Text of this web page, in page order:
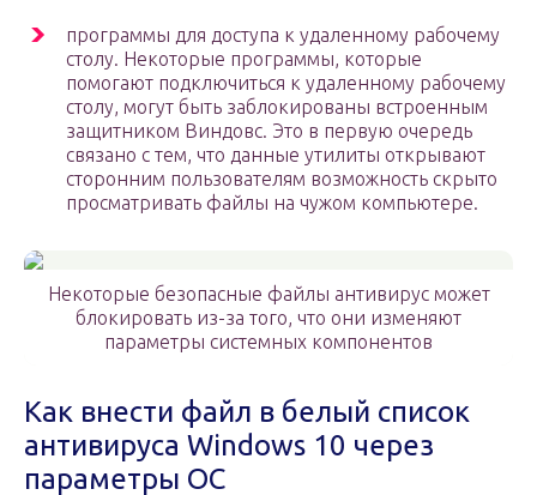
программы для доступа к удаленному рабочему
столу. Некоторые программы, которые
помогают подключиться к удаленному рабочему
столу, могут быть заблокированы встроенным
защитником Виндовс. Это в первую очередь
связано с тем, что данные утилиты открывают
сторонним пользователям возможность скрыто
просматривать файлы на чужом компьютере.
Некоторые безопасные файлы антивирус может
блокировать из-за того, что они изменяют
параметры системных компонентов
Как внести файл в белый список
антивируса Windows 10 через
параметры ОС